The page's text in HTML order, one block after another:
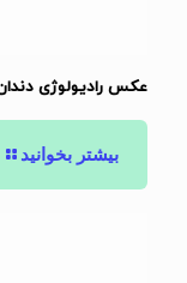
عکس رادیولوژی
بیشتر بخوانید